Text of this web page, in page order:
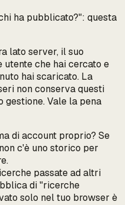
ha pubblicato?": questa
lato server, il suo
utente che hai cercato e
hai scaricato. La
non conserva questi
gestione. Vale la pena
di account proprio? Se
c'è uno storico per
passate ad altri
di "ricerche
solo nel tuo browser è